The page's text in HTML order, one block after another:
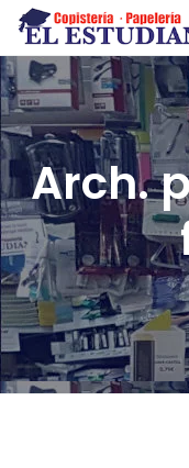
El Estudiante
Copistería
Papelería
Servicios
Arch.